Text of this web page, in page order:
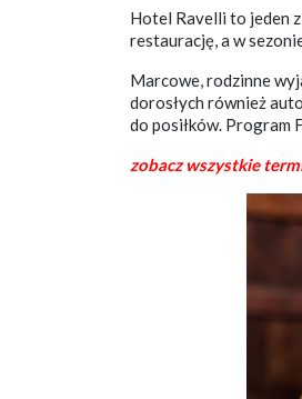
Hotel Ravelli to jeden
restaurację, a w
Marcowe, rodzinne
dorosłych również
do posiłków. Program
zobacz wszystkie